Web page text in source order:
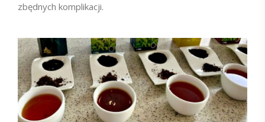
zbędnych komplikacji.